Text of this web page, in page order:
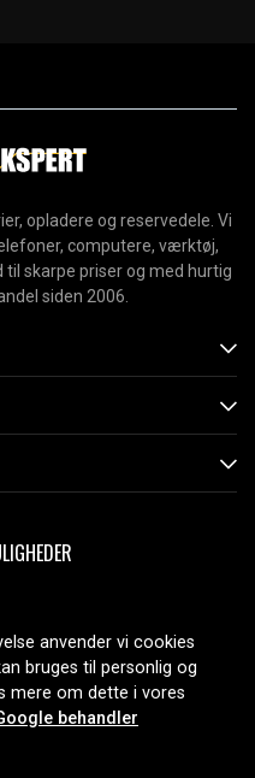
opladere og reservedele. Vi
computere, værktøj,
skarpe priser og med hurtig
siden 2006.
anvender vi cookies
bruges til personlig og
mere om dette i vores
behandler